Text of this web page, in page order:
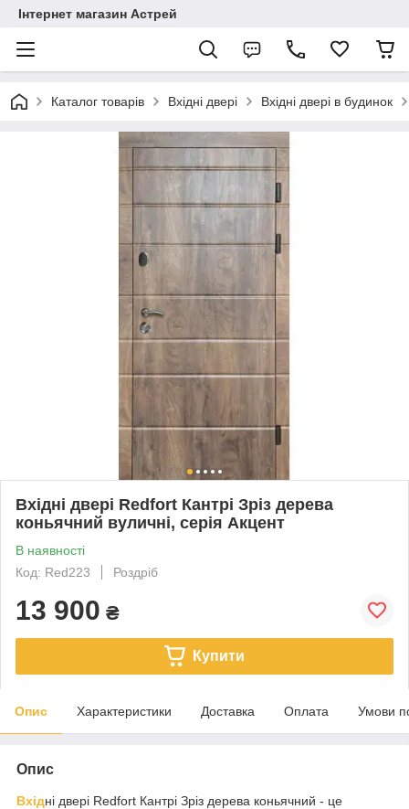
Інтернет магазин Астрей
Каталог товарів Вхідні двері Вхідні двері в будинок
Вхідні двері Redfort Кантрі Зріз дерева
коньячний вуличні, серія Акцент
В наявності
Код: Red223
Роздріб
13 900 ₴
Купити
Опис Характеристики Доставка Оплата Умови
Опис
Вхідні двері Redfort Кантрі Зріз дерева коньячний - це